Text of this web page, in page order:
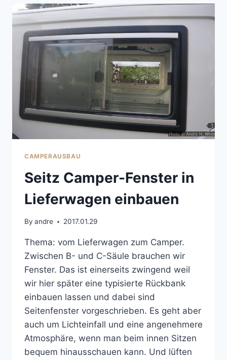
333
CAMPERAUSBAU
Seitz Camper-Fenster in
Lieferwagen einbauen
By andre 2017.01.29
Thema: vom Lieferwagen zum Camper.
Zwischen B- und C-Säule brauchen wir
Fenster. Das ist einerseits zwingend weil
wir hier später eine typisierte Rückbank
einbauen lassen und dabei sind
Seitenfenster vorgeschrieben. Es geht aber
auch um Lichteinfall und eine angenehmere
Atmosphäre, wenn man beim innen Sitzen
bequem hinausschauen kann. Und lüften